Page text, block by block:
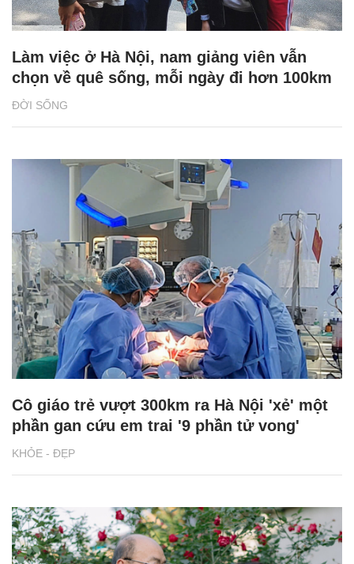
ĐỜI SỐNG
Làm việc ở Hà Nội, nam giảng viên vẫn
chọn về quê sống, mỗi ngày đi hơn 100km
KHỎE - ĐẸP
Cô giáo trẻ vượt 300km ra Hà Nội 'xẻ' một
phần gan cứu em trai '9 phần tử vong'